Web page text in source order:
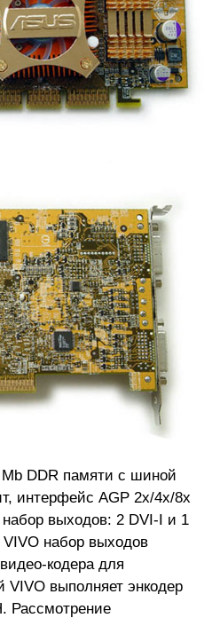
DDR памяти с шиной
интерфейс AGP 2x/4x/8x
выходов: 2 DVI-I и 1
набор выходов
кодера для
VIVO выполняет энкодер
Рассмотрение